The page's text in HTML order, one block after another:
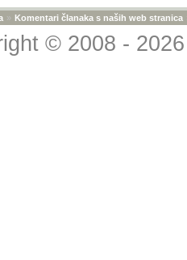
» Komentari članaka s naših web stranica
© 2008 -